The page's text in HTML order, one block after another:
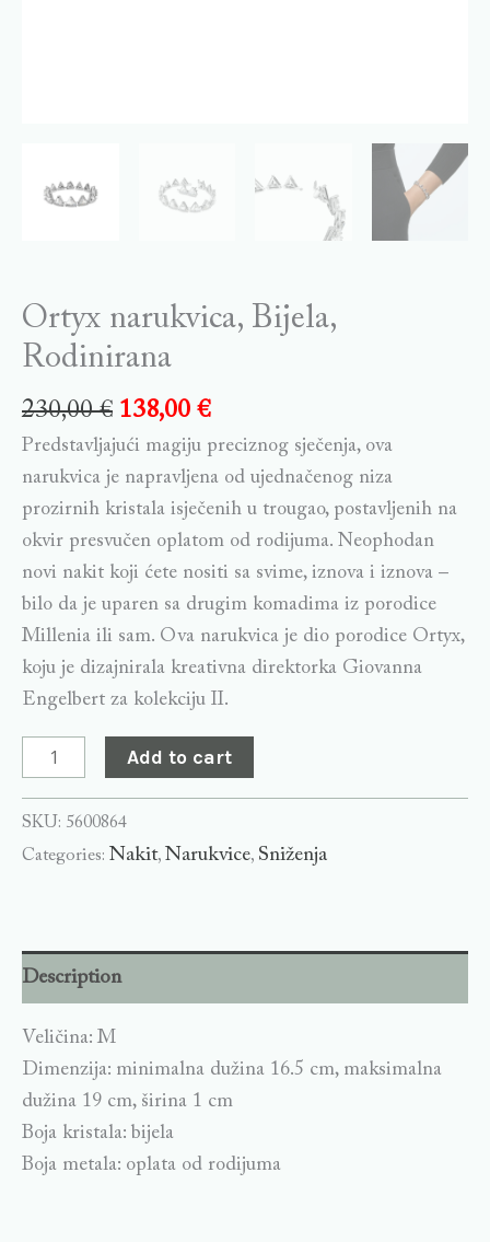
Ortyx narukvica, Bijela,
Rodinirana
230,00€ 138,00 €
Predstavljajući magiju preciznog sječenja, ova
narukvica je napravljena od ujednačenog niza
prozirnih kristala isječenih u trougao, postavljenih na
okvir presvučen oplatom od rodijuma. Neophodan
novi nakit koji ćete nositi sa svime, iznova i iznova –
bilo da je uparen sa drugim komadima iz porodice
Millenia ili sam. Ova narukvica je dio porodice Ortyx,
koju je dizajnirala kreativna direktorka Giovanna
Engelbert za kolekciju II.
Add to cart
SKU: 5600864
Categories: Nakit, Narukvice, Sniženja
Description
Veličina: M
Dimenzija: minimalna dužina 16.5 cm, maksimalna
dužina 19 cm, širina 1 cm
Boja kristala: bijela
Boja metala: oplata od rodijuma